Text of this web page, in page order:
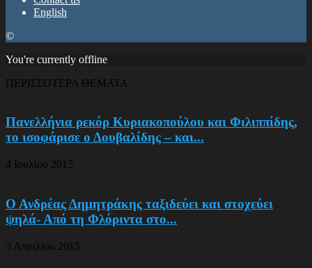
English
©
You're currently offline
ΠΕΡΙΣΣΟΤΕΡΑ ΘΕΜΑΤΑ
Πανελλήνια ρεκόρ Κυριακοπούλου και Φιλιππίδης,
το ισοφάρισε ο Δουβαλίδης – και...
4 Ιουλίου 2015
Ο Ανδρέας Δημητράκης ταξιδεύει και στοχεύει
ψηλά- Από τη Φλόριντα στο...
3 Απριλίου 2015